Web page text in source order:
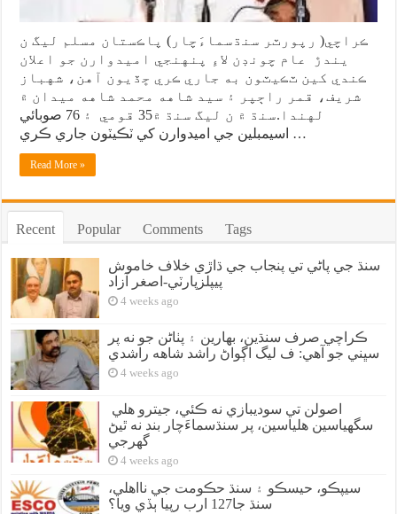
ڪراچي( رپورٽر سنڌسماءَچار) پاڪستان مسلم ليگ ن
يندڙ عام چونڊن لاءِ پنهنجي اميدوارن جو اعلان
ڪندي کين ٽڪيٽون به جاري ڪري ڇڏيون آهن، شهباز
شريف، قمر راڄپر ۽ سيد شاهه محمد شاهه ميدان ۾
لهندا.سنڌ ۾ ن ليگ سنڌ ۾35 قومي ۽ 76 صوبائي
اسيمبلين جي اميدوارن کي ٽڪيٽون جاري ڪري …
Read More »
Recent Popular Comments Tags
سنڌ جي پاڻي تي پنجاب جي ڌاڙي خلاف خاموش
پيپلزپارٽي-اصغر آزاد
4 weeks ago
ڪراچي صرف سنڌين، بهارين ۽ پٺاڻن جو نه پر
سڀني جو آهي: ف ليگ اڳواڻ راشد شاهه راشدي
4 weeks ago
سگهياسين هلياسين، پر سنڌسماءَچار بند نه ٿيڻ
گهرجي
4 weeks ago
سيپڪو، حيسڪو ۽ سنڌ حڪومت جي نااهلي،
سنڌ جا127 ارب رپيا ٻڏي ويا؟